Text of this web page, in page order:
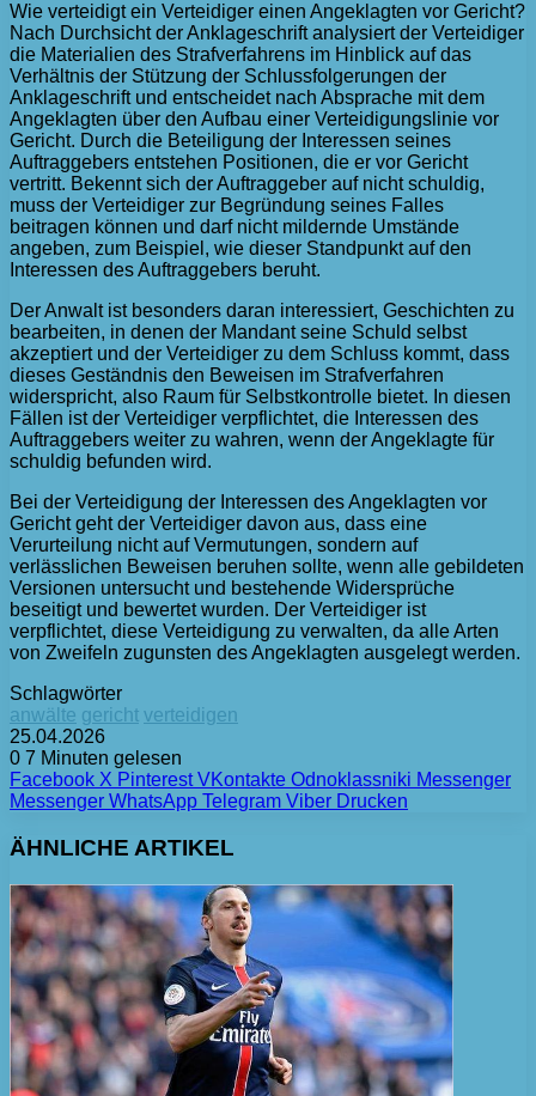
Wie verteidigt ein Verteidiger einen Angeklagten vor Gericht?
Nach Durchsicht der Anklageschrift analysiert der Verteidiger
die Materialien des Strafverfahrens im Hinblick auf das
Verhältnis der Stützung der Schlussfolgerungen der
Anklageschrift und entscheidet nach Absprache mit dem
Angeklagten über den Aufbau einer Verteidigungslinie vor
Gericht. Durch die Beteiligung der Interessen seines
Auftraggebers entstehen Positionen, die er vor Gericht
vertritt. Bekennt sich der Auftraggeber auf nicht schuldig,
muss der Verteidiger zur Begründung seines Falles
beitragen können und darf nicht mildernde Umstände
angeben, zum Beispiel, wie dieser Standpunkt auf den
Interessen des Auftraggebers beruht.
Der Anwalt ist besonders daran interessiert, Geschichten zu
bearbeiten, in denen der Mandant seine Schuld selbst
akzeptiert und der Verteidiger zu dem Schluss kommt, dass
dieses Geständnis den Beweisen im Strafverfahren
widerspricht, also Raum für Selbstkontrolle bietet. In diesen
Fällen ist der Verteidiger verpflichtet, die Interessen des
Auftraggebers weiter zu wahren, wenn der Angeklagte für
schuldig befunden wird.
Bei der Verteidigung der Interessen des Angeklagten vor
Gericht geht der Verteidiger davon aus, dass eine
Verurteilung nicht auf Vermutungen, sondern auf
verlässlichen Beweisen beruhen sollte, wenn alle gebildeten
Versionen untersucht und bestehende Widersprüche
beseitigt und bewertet wurden. Der Verteidiger ist
verpflichtet, diese Verteidigung zu verwalten, da alle Arten
von Zweifeln zugunsten des Angeklagten ausgelegt werden.
Schlagwörter
anwälte gericht verteidigen
25.04.2026
0 7 Minuten gelesen
Facebook X Pinterest VKontakte Odnoklassniki Messenger
Messenger WhatsApp Telegram Viber Drucken
ÄHNLICHE ARTIKEL